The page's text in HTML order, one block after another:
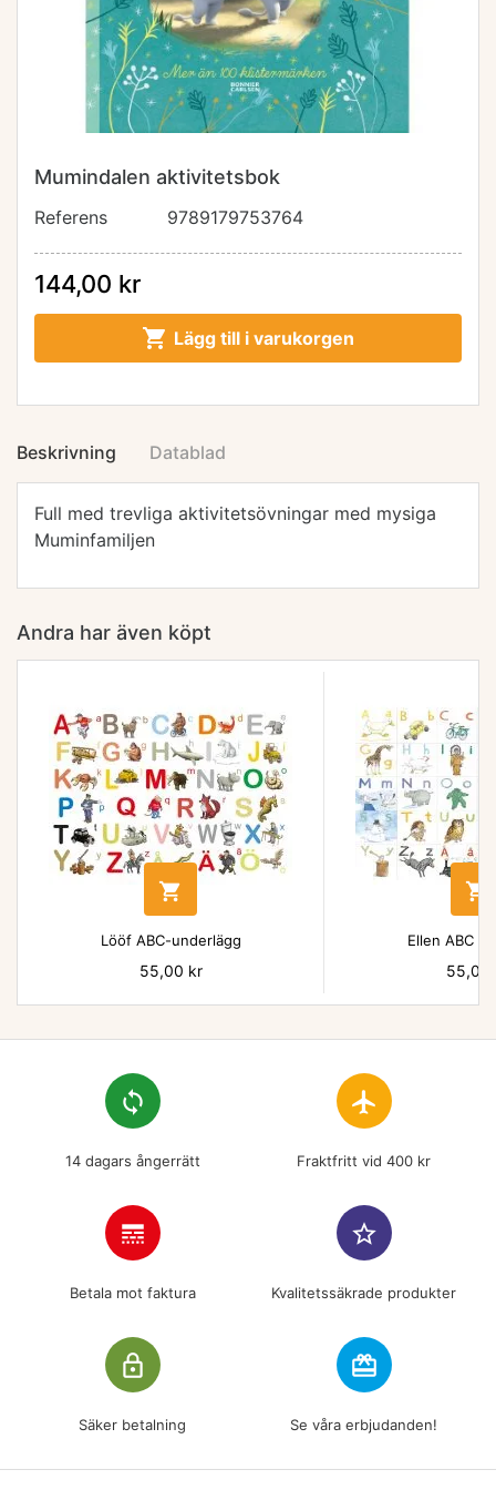
Mumindalen aktivitetsbok
Referens 9789179753764
144,00 kr
 Lägg till i varukorgen
Beskrivning Datablad
Full med trevliga aktivitetsövningar med mysiga
Muminfamiljen
Andra har även köpt

Lööf ABC-underlägg
Pris
55,00 kr

Ellen ABC
Pris
55,00
loop
14 dagars ångerrätt
flight
Fraktfritt vid 400 kr
line_style
Betala mot faktura
star_border
Kvalitetssäkrade produkter
lock_outline
Säker betalning
redeem
Se våra erbjudanden!